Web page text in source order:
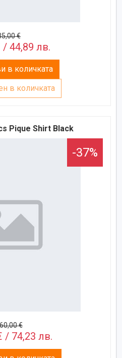
€
/ 44,89 лв.
в количката
в количката
Pique Shirt Black
-37%
60,00 €
/ 74,23 лв.